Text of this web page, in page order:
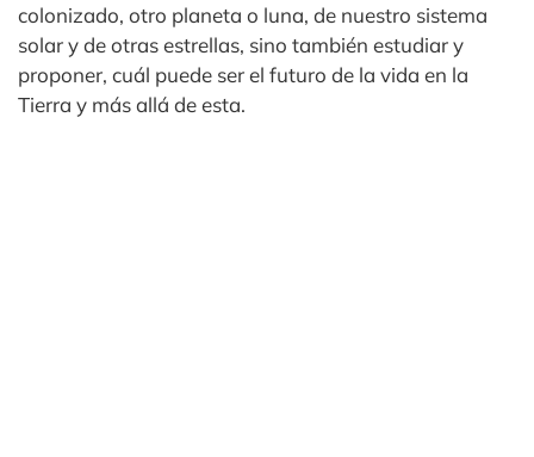
colonizado, otro planeta o luna, de nuestro sistema
solar y de otras estrellas, sino también estudiar y
proponer, cuál puede ser el futuro de la vida en la
Tierra y más allá de esta.